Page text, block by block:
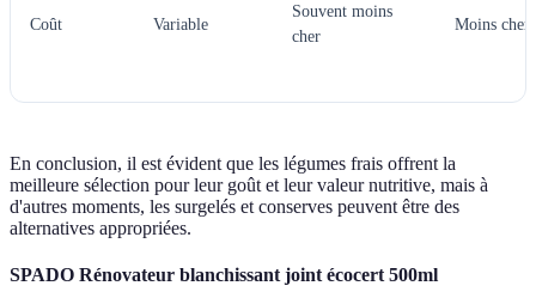
Coût Variable
Souvent moins
cher
Moins cher
En conclusion, il est évident que les légumes frais offrent la
meilleure sélection pour leur goût et leur valeur nutritive, mais à
d'autres moments, les surgelés et conserves peuvent être des
alternatives appropriées.
SPADO Rénovateur blanchissant joint écocert 500ml